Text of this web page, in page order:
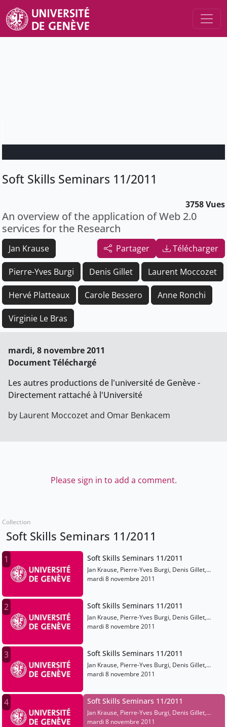
Soft Skills Seminars 11/2011
3758 Vues
An overview of the application of Web 2.0
services for the Research
Partager Télécharger
Jan Krause
Pierre-Yves Burgi Denis Gillet Laurent Moccozet
Hervé Platteaux Carole Bessero Anne Ronchi
Virginie Le Bras
mardi, 8 novembre 2011
Document Téléchargé
Les autres productions de l'université de Genève -
Directement rattaché à l'Université
by Laurent Moccozet and Omar Benkacem
Please sign in to add a comment.
Collection
Soft Skills Seminars 11/2011
1 Soft Skills Seminars 11/2011
Jan Krause, Pierre-Yves Burgi, Denis Gillet,
Laurent Moccozet, Hervé Platteaux, Carole
mardi 8 novembre 2011
2 Soft Skills Seminars 11/2011
Jan Krause, Pierre-Yves Burgi, Denis Gillet,
Laurent Moccozet, Hervé Platteaux, Carole
mardi 8 novembre 2011
3 Soft Skills Seminars 11/2011
Jan Krause, Pierre-Yves Burgi, Denis Gillet,
Laurent Moccozet, Hervé Platteaux, Carole
mardi 8 novembre 2011
4 Soft Skills Seminars 11/2011
Jan Krause, Pierre-Yves Burgi, Denis Gillet,
Laurent Moccozet, Hervé Platteaux, Carole
mardi 8 novembre 2011